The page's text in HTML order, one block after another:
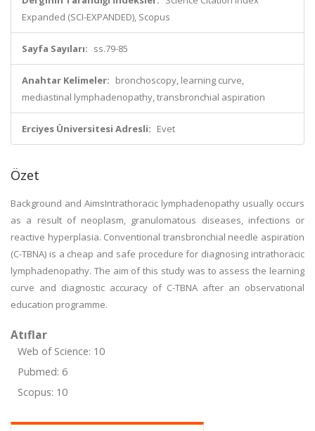
Expanded (SCI-EXPANDED), Scopus
Sayfa Sayıları: ss.79-85
Anahtar Kelimeler: bronchoscopy, learning curve,
mediastinal lymphadenopathy, transbronchial aspiration
Erciyes Üniversitesi Adresli: Evet
Özet
Background and AimsIntrathoracic lymphadenopathy usually occurs
as a result of neoplasm, granulomatous diseases, infections or
reactive hyperplasia. Conventional transbronchial needle aspiration
(C-TBNA) is a cheap and safe procedure for diagnosing intrathoracic
lymphadenopathy. The aim of this study was to assess the learning
curve and diagnostic accuracy of C-TBNA after an observational
education programme.
Atıflar
Web of Science: 10
Pubmed: 6
Scopus: 10